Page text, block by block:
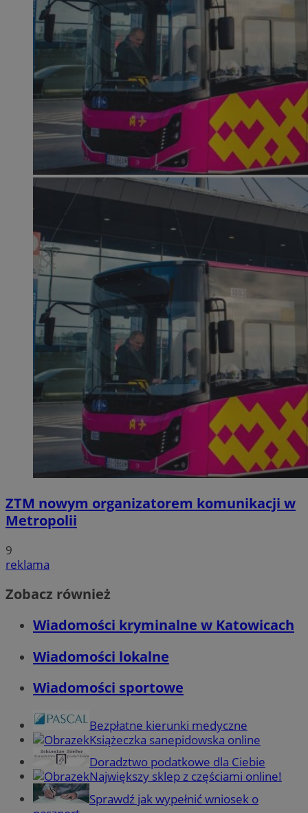
ZTM nowym organizatorem komunikacji w
Metropolii
9
reklama
Zobacz również
Wiadomości kryminalne w Katowicach
Wiadomości lokalne
Wiadomości sportowe
Bezpłatne kierunki medyczne
Książeczka sanepidowska online
Doradztwo podatkowe dla Ciebie
Największy sklep z częściami online!
Sprawdź jak wypełnić wniosek o